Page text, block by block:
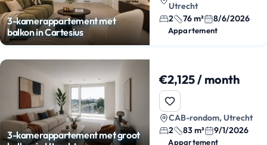
3-kamerappartement met
balkon in Cartesius
Utrecht
2
76 m² 8/6/2026
Appartement
3-kamerappartement met groot
€2,125 / month
CAB-rondom, Utrecht
2
83 m² 9/1/2026
Appartement